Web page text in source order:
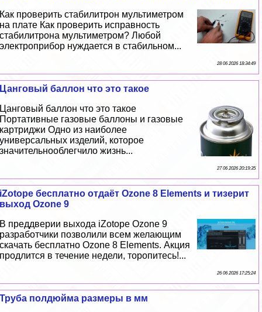
Как проверить стабилитрон мультиметром
на плате Как проверить исправность
стабилитрона мультиметром? Любой
электроприбор нуждается в стабильном...
28 06 2026 18:34:49
Цанговый баллон что это такое
Цанговый баллон что это такое
Портативные газовые баллоны и газовые
картриджи Одно из наиболее
универсальных изделий, которое
значительнооблегчило жизнь...
27 06 2026 20:19:35
iZotope бесплатно отдаёт Ozone 8 Elements и тизерит
выход Ozone 9
В преддверии выхода iZotope Ozone 9
разработчики позволили всем желающим
скачать бесплатно Ozone 8 Elements. Акция
продлится в течение недели, торопитесь!...
26 06 2026 17:25:24
Труба полдюйма размеры в мм